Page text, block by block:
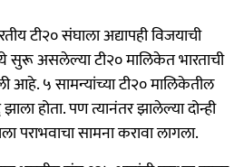
टी२० संघाला अद्यापही विजयाची
सुरू असलेल्या टी२० मालिकेत भारताची
आहे. ५ सामन्यांच्या टी२० मालिकेतील
होता. पण त्यानंतर झालेल्या दोन्ही
पराभवाचा सामना करावा लागला.